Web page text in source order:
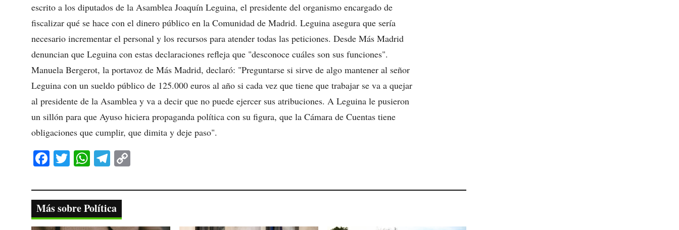
escrito a los diputados de la Asamblea Joaquín Leguina, el presidente del organismo encargado de
fiscalizar qué se hace con el dinero público en la Comunidad de Madrid. Leguina asegura que sería
necesario incrementar el personal y los recursos para atender todas las peticiones. Desde Más Madrid
denuncian que Leguina con estas declaraciones refleja que "desconoce cuáles son sus funciones".
Manuela Bergerot, la portavoz de Más Madrid, declaró: "Preguntarse si sirve de algo mantener al señor
Leguina con un sueldo público de 125.000 euros al año si cada vez que tiene que trabajar se va a quejar
al presidente de la Asamblea y va a decir que no puede ejercer sus atribuciones. A Leguina le pusieron
un sillón para que Ayuso hiciera propaganda política con su figura, que la Cámara de Cuentas tiene
obligaciones que cumplir, que dimita y deje paso".
Fa
bo
ok
T
tte
r
W
ts
A
pp
Te
gr
a
m
y
nk
Más sobre Política